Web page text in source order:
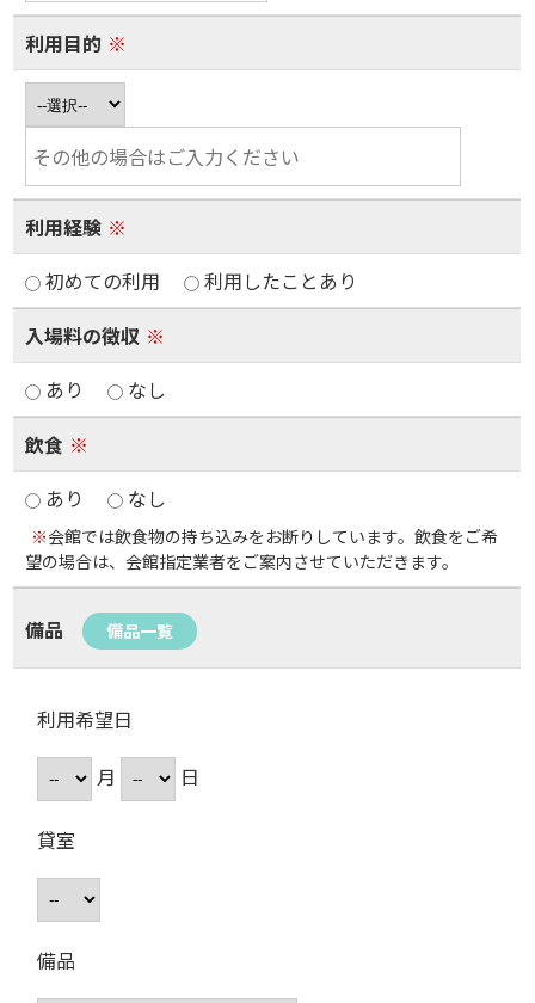
利用目的 ※
利用経験 ※
初めての利用
利用したことあり
入場料の徴収 ※
あり
なし
飲食 ※
あり
なし
※会館では飲食物の持ち込みをお断りしています。飲食をご希
望の場合は、会館指定業者をご案内させていただきます。
備品 備品一覧
利用希望日
月
日
貸室
備品